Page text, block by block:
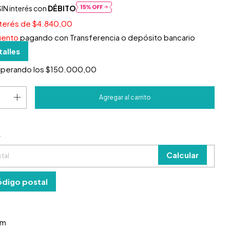
interés con DÉBITO
de $4.840,00
pagando con Transferencia o depósito bancario
los $150.000,00
CP:
Calcular
postal